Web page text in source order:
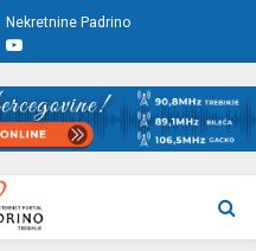
Nekretnine Padrino
Youtube